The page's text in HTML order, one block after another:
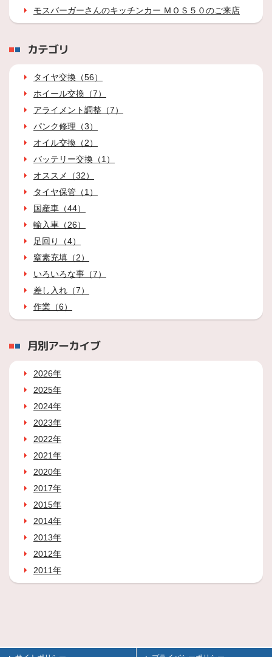
モスバーガーさんのキッチンカー ＭＯＳ５０のご来店
カテゴリ
タイヤ交換（56）
ホイール交換（7）
アライメント調整（7）
パンク修理（3）
オイル交換（2）
バッテリー交換（1）
オススメ（32）
タイヤ保管（1）
国産車（44）
輸入車（26）
足回り（4）
窒素充填（2）
いろいろな事（7）
差し入れ（7）
作業（6）
月別アーカイブ
2026年
2025年
2024年
2023年
2022年
2021年
2020年
2017年
2015年
2014年
2013年
2012年
2011年